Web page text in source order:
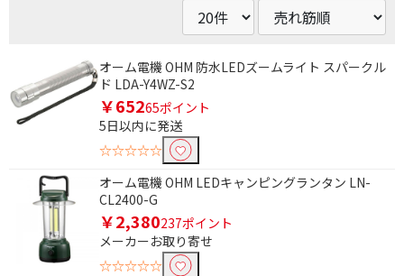
オーム電機 OHM 防水LEDズームライト スパークル
ド LDA-Y4WZ-S2
￥65265ポイント
5日以内に発送
☆☆☆☆☆
オーム電機 OHM LEDキャンピングランタン LN-
CL2400-G
￥2,380237ポイント
メーカーお取り寄せ
☆☆☆☆☆